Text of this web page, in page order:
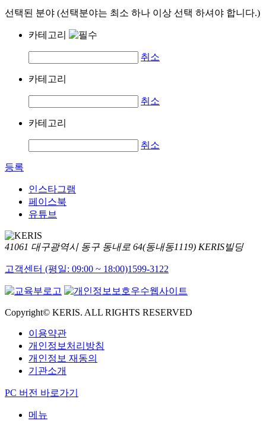
선택된 분야 (선택분야는 최소 하나 이상 선택 하셔야 합니다.)
카테고리
취소
카테고리
취소
카테고리
취소
등록
인스타그램
페이스북
유튜브
41061 대구광역시 동구 동내로 64(동내동1119) KERIS빌딩
고객센터 (평일: 09:00 ~ 18:00)1599-3122
Copyright© KERIS. ALL RIGHTS RESERVED
이용약관
개인정보처리방침
개인정보 재동의
기관소개
PC 버전 바로가기
메뉴